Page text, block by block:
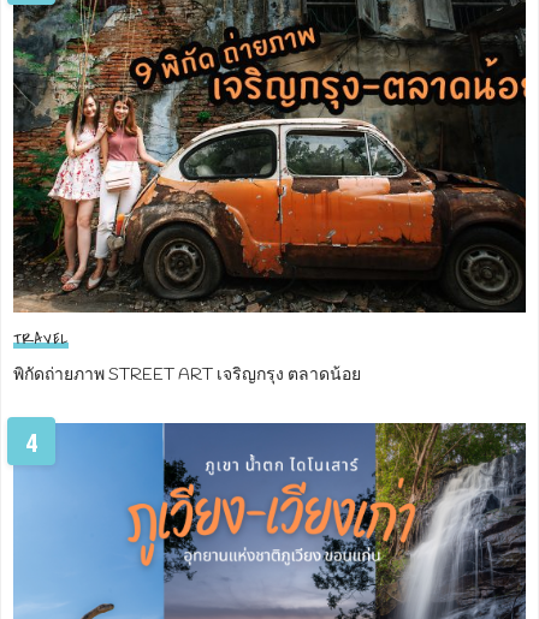
TRAVEL
พิกัดถ่ายภาพ STREET ART เจริญกรุง ตลาดน้อย
4